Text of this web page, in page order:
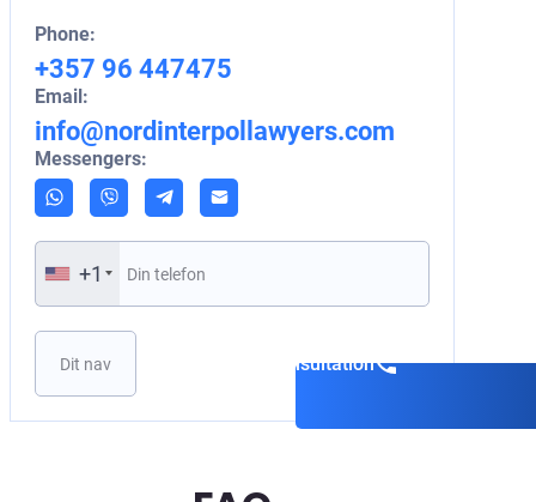
Phone:
+357 96 447475
Email:
info@nordinterpollawyers.com
Messengers:
+1
Book en konsultation